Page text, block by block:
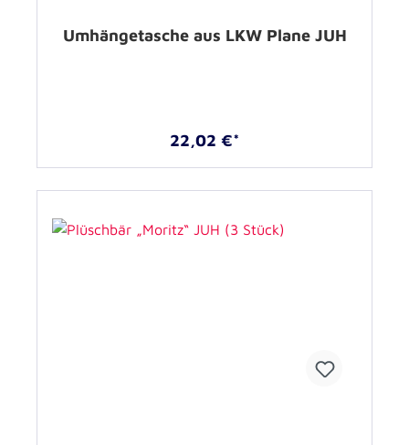
Umhängetasche aus LKW Plane JUH
22,02 €*